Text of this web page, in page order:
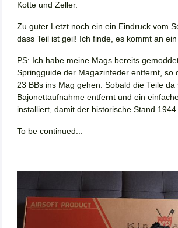
Kotte und Zeller.
Zu guter Letzt noch ein ein Eindruck vom
dass Teil ist geil! Ich finde, es kommt an
PS: Ich habe meine Mags bereits
Springguide der Magazinfeder entfernt, so
23 BBs ins Mag gehen. Sobald die Teile
Bajonettaufnahme entfernt und ein
installiert, damit der historische Stand 1944
To be continued...